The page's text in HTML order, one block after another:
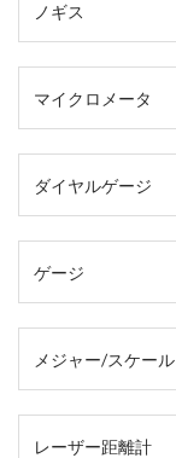
ノギス
マイクロメータ
ダイヤルゲージ
ゲージ
メジャー/スケール
レーザー距離計